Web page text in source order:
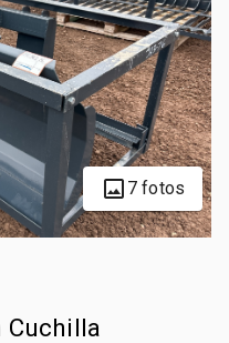
7 fotos
Cuchilla